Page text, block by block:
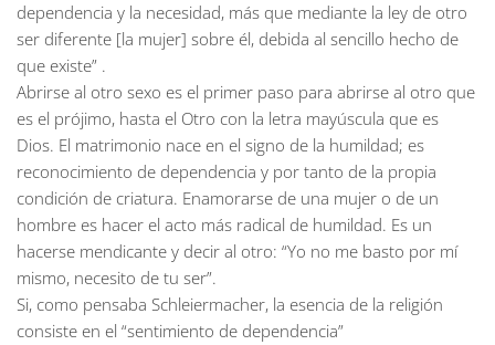
dependencia y la necesidad, más que mediante la ley de otro
ser diferente [la mujer] sobre él, debida al sencillo hecho de
que existe” .
Abrirse al otro sexo es el primer paso para abrirse al otro que
es el prójimo, hasta el Otro con la letra mayúscula que es
Dios. El matrimonio nace en el signo de la humildad; es
reconocimiento de dependencia y por tanto de la propia
condición de criatura. Enamorarse de una mujer o de un
hombre es hacer el acto más radical de humildad. Es un
hacerse mendicante y decir al otro: “Yo no me basto por mí
mismo, necesito de tu ser”.
Si, como pensaba Schleiermacher, la esencia de la religión
consiste en el “sentimiento de dependencia”